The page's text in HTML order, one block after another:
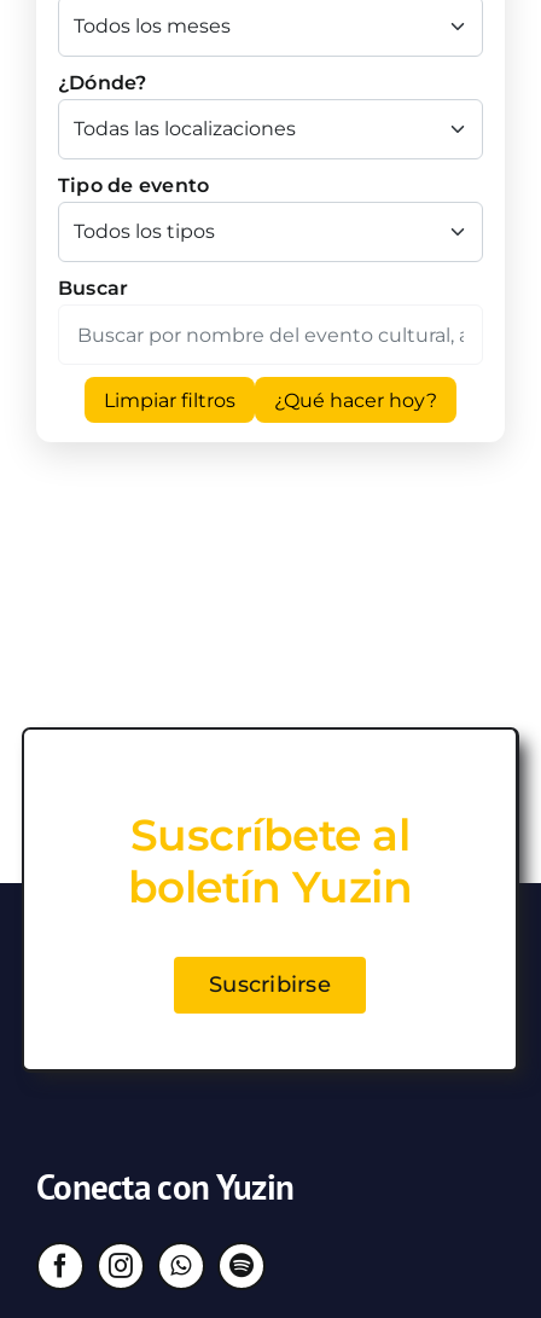
¿Dónde?
Tipo de evento
Buscar
Limpiar filtros ¿Qué hacer hoy?
Suscríbete al
boletín Yuzin
Suscribirse
Conecta con Yuzin